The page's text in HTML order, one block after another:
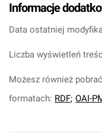
Informacje
Data ostatniej
Liczba wyświetleń
Możesz również
formatach: RDF; OAI-